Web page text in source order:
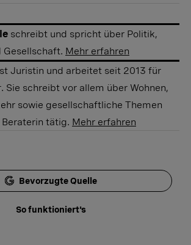
schreibt und spricht über Politik,
Mehr erfahren
Juristin und arbeitet seit 2013 für
Sie schreibt vor allem über Wohnen,
sowie gesellschaftliche Themen
tätig. Mehr erfahren
Bevorzugte Quelle
So funktioniert's